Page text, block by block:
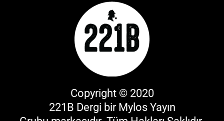
Copyright © 2020
221B Dergi bir Mylos Yayın